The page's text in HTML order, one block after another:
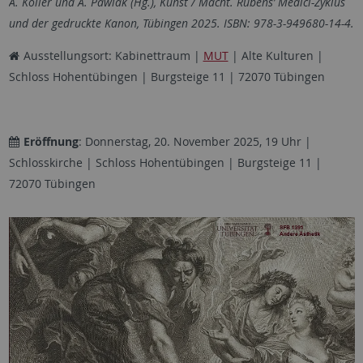
und der gedruckte Kanon, Tübingen 2025. ISBN: 978-3-949680-14-4.
Ausstellungsort: Kabinettraum | MUT| Alte Kulturen |
Schloss Hohentübingen | Burgsteige 11 | 72070 Tübingen
Eröffnung: Donnerstag, 20. November 2025, 19 Uhr |
Schlosskirche | Schloss Hohentübingen | Burgsteige 11 |
72070 Tübingen